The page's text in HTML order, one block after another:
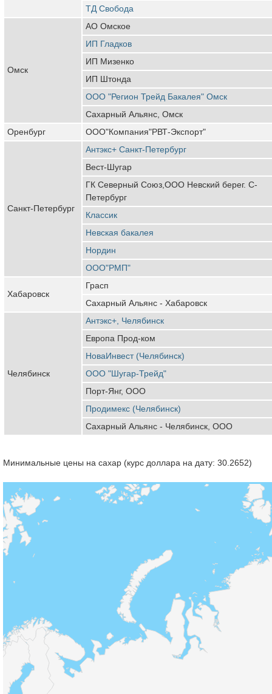
ТД Свобода
Омск
АО Омское
ИП Гладков
ИП Мизенко
ИП Штонда
ООО "Регион Трейд Бакалея" Омск
Сахарный Альянс, Омск
Оренбург
OОО"Компания"РВТ-Экспорт"
Санкт-Петербург
Антэкс+ Санкт-Петербург
Вест-Шугар
ГК Северный Союз,ООО Невский берег. С-
Петербург
Классик
Невская бакалея
Нордин
ООО"РМП"
Хабаровск
Грасп
Сахарный Альянс - Хабаровск
Челябинск
Антэкс+, Челябинск
Европа Прод-ком
НоваИнвест (Челябинск)
ООО "Шугар-Трейд"
Порт-Янг, ООО
Продимекс (Челябинск)
Сахарный Альянс - Челябинск, ООО
Минимальные цены на сахар (курс доллара на дату: 30.2652)